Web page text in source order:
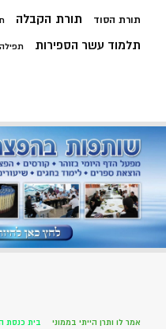
תורת הסוד תורת הקבלה
תלמוד עשר הספירות תפילה
אמר לו ותרן הייתי בממוני בית כנסת